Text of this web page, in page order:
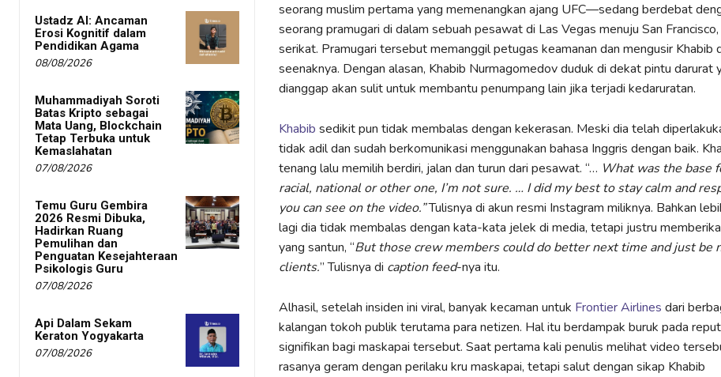
Ustadz AI: Ancaman
Erosi Kognitif dalam
Pendidikan Agama
08/08/2026
Muhammadiyah Soroti
Batas Kripto sebagai
Mata Uang, Blockchain
Tetap Terbuka untuk
Kemaslahatan
07/08/2026
Temu Guru Gembira
2026 Resmi Dibuka,
Hadirkan Ruang
Pemulihan dan
Penguatan Kesejahteraan
Psikologis Guru
07/08/2026
Api Dalam Sekam
Keraton Yogyakarta
07/08/2026
seorang muslim pertama yang memenangkan ajang UFC—sedang berdebat
seorang pramugari di dalam sebuah pesawat di Las Vegas menuju San
serikat. Pramugari tersebut memanggil petugas keamanan dan mengusir Khabib
seenaknya. Dengan alasan, Khabib Nurmagomedov duduk di dekat pintu darurat
dianggap akan sulit untuk membantu penumpang lain jika terjadi kedaruratan.
Khabib sedikit pun tidak membalas dengan kekerasan. Meski dia telah
tidak adil dan sudah berkomunikasi menggunakan bahasa Inggris dengan baik.
tenang lalu memilih berdiri, jalan dan turun dari pesawat. “… What was the base
racial, national or other one, I’m not sure. … I did my best to stay calm and
you can see on the video.”Tulisnya di akun resmi Instagram miliknya. Bahkan
lagi dia tidak membalas dengan kata-kata jelek di media, tetapi justru
yang santun, “But those crew members could do better next time and just be
clients.” Tulisnya di caption feed-nya itu.
Alhasil, setelah insiden ini viral, banyak kecaman untuk Frontier Airlines dari
kalangan tokoh publik terutama para netizen. Hal itu berdampak buruk pada
signifikan bagi maskapai tersebut. Saat pertama kali penulis melihat video
rasanya geram dengan perilaku kru maskapai, tetapi salut dengan sikap Khabib